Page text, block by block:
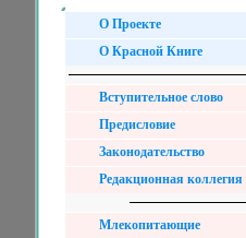
О Проекте
О Красной Книге
Вступительное слово
Предисловие
Законодательство
Редакционная коллегия
Млекопитающие